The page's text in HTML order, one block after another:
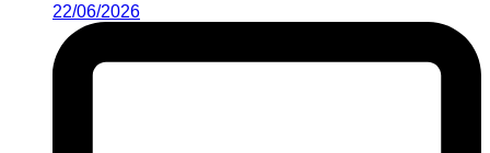
22/06/2026